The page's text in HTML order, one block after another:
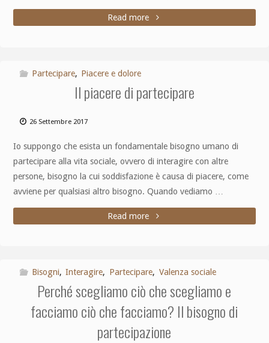
Read more
Partecipare, Piacere e dolore
Il piacere di partecipare
26 Settembre 2017
Io suppongo che esista un fondamentale bisogno umano di
partecipare alla vita sociale, ovvero di interagire con altre
persone, bisogno la cui soddisfazione è causa di piacere, come
avviene per qualsiasi altro bisogno. Quando vediamo …
Read more
Bisogni, Interagire, Partecipare, Valenza sociale
Perché scegliamo ciò che scegliamo e
facciamo ciò che facciamo? Il bisogno di
partecipazione